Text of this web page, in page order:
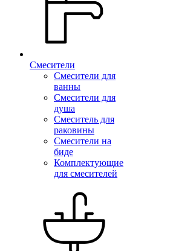
Смесители
Смесители для
ванны
Смесители для
душа
Смеситель для
раковины
Смесители на
биде
Комплектующие
для смесителей